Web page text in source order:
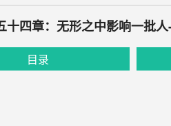
十四章：无形之中影响一批人
目录